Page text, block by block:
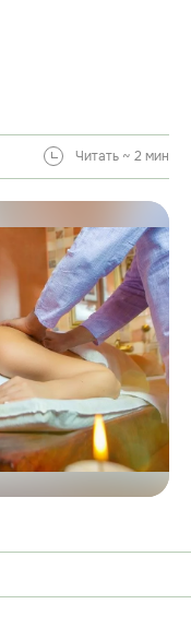
Читать ~ 2 мин